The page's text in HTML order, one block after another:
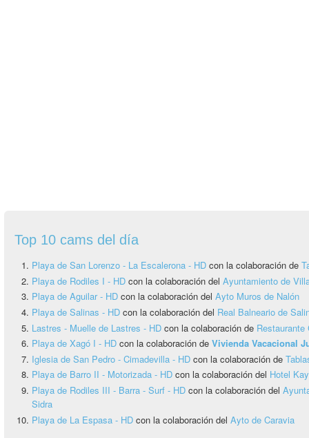
Top 10 cams del día
Playa de San Lorenzo - La Escalerona - HD con la colaboración de
Playa de Rodiles I - HD con la colaboración del Ayuntamiento de
Playa de Aguilar - HD con la colaboración del Ayto Muros de Nalón
Playa de Salinas - HD con la colaboración del Real Balneario de
Lastres - Muelle de Lastres - HD con la colaboración de
Playa de Xagó I - HD con la colaboración de Vivienda Vacacional
Iglesia de San Pedro - Cimadevilla - HD con la colaboración de
Playa de Barro II - Motorizada - HD con la colaboración del Hotel
Playa de Rodiles III - Barra - Surf - HD con la colaboración del
Sidra
Playa de La Espasa - HD con la colaboración del Ayto de Caravia